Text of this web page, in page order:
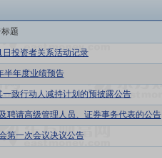
题
投资者关系活动记录
半年度业绩预告
致行动人减持计划的预披露公告
聘请高级管理人员、证券事务代表的公告
第一次会议决议公告